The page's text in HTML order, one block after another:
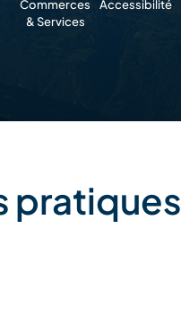
Commerces
& Services
Accessibilité
pratiques